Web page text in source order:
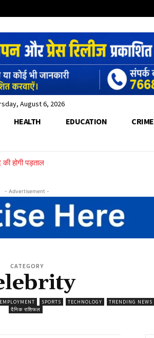
August 6, 2026
HEALTH EDUCATION CRIME
होगी पड़ताल
- Advertisement -
CATEGORY
SPORTS TECHNOLOGY TRENDING NEWS
दैनिक राशिफल